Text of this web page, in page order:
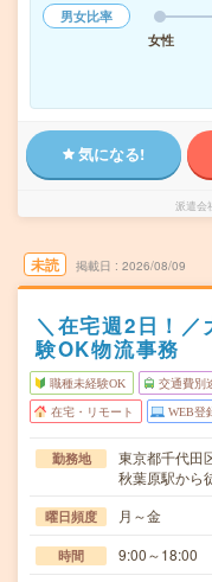
男女比率
女性
気になる!
派遣会
未読 掲載日 2026/08/09
＼在宅週2日！
験OK物流事務
職種未経験OK 交通費別
在宅・リモート WEB登
勤務地
東京都千代田
秋葉原駅から
曜日頻度 月～金
時間 9:00～18:00